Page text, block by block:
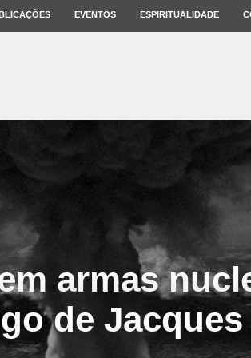
EVENTOS ESPIRITUALIDADE
armas
de